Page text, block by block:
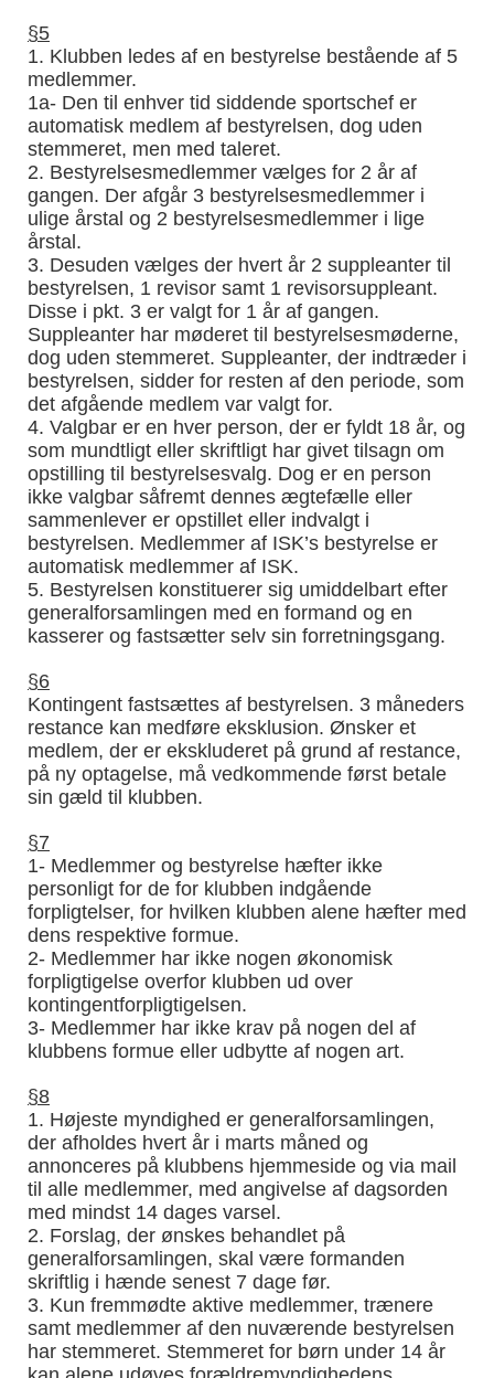
§5
1. Klubben ledes af en bestyrelse bestående af 5
medlemmer.
1a- Den til enhver tid siddende sportschef er
automatisk medlem af bestyrelsen, dog uden
stemmeret, men med taleret.
2. Bestyrelsesmedlemmer vælges for 2 år af
gangen. Der afgår 3 bestyrelsesmedlemmer i
ulige årstal og 2 bestyrelsesmedlemmer i lige
årstal.
3. Desuden vælges der hvert år 2 suppleanter til
bestyrelsen, 1 revisor samt 1 revisorsuppleant.
Disse i pkt. 3 er valgt for 1 år af gangen.
Suppleanter har møderet til bestyrelsesmøderne,
dog uden stemmeret. Suppleanter, der indtræder i
bestyrelsen, sidder for resten af den periode, som
det afgående medlem var valgt for.
4. Valgbar er en hver person, der er fyldt 18 år, og
som mundtligt eller skriftligt har givet tilsagn om
opstilling til bestyrelsesvalg. Dog er en person
ikke valgbar såfremt dennes ægtefælle eller
sammenlever er opstillet eller indvalgt i
bestyrelsen. Medlemmer af ISK’s bestyrelse er
automatisk medlemmer af ISK.
5. Bestyrelsen konstituerer sig umiddelbart efter
generalforsamlingen med en formand og en
kasserer og fastsætter selv sin forretningsgang.
§6
Kontingent fastsættes af bestyrelsen. 3 måneders
restance kan medføre eksklusion. Ønsker et
medlem, der er ekskluderet på grund af restance,
på ny optagelse, må vedkommende først betale
sin gæld til klubben.
§7
1- Medlemmer og bestyrelse hæfter ikke
personligt for de for klubben indgående
forpligtelser, for hvilken klubben alene hæfter med
dens respektive formue.
2- Medlemmer har ikke nogen økonomisk
forpligtigelse overfor klubben ud over
kontingentforpligtigelsen.
3- Medlemmer har ikke krav på nogen del af
klubbens formue eller udbytte af nogen art.
§8
1. Højeste myndighed er generalforsamlingen,
der afholdes hvert år i marts måned og
annonceres på klubbens hjemmeside og via mail
til alle medlemmer, med angivelse af dagsorden
med mindst 14 dages varsel.
2. Forslag, der ønskes behandlet på
generalforsamlingen, skal være formanden
skriftlig i hænde senest 7 dage før.
3. Kun fremmødte aktive medlemmer, trænere
samt medlemmer af den nuværende bestyrelsen
har stemmeret. Stemmeret for børn under 14 år